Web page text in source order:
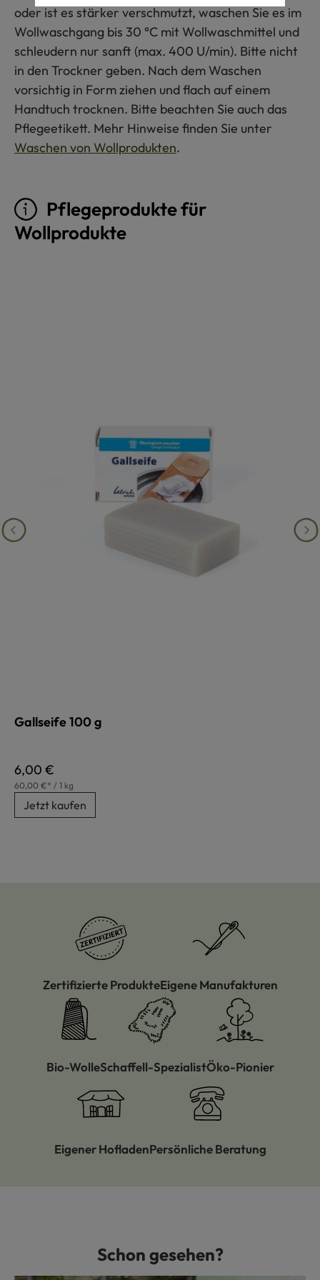
oder ist es stärker verschmutzt, waschen Sie es im
Wollwaschgang bis 30 °C mit Wollwaschmittel und
schleudern nur sanft (max. 400 U/min). Bitte nicht
in den Trockner geben. Nach dem Waschen
vorsichtig in Form ziehen und flach auf einem
Handtuch trocknen. Bitte beachten Sie auch das
Pflegeetikett. Mehr Hinweise finden Sie unter
Waschen von Wollprodukten.
Pflegeprodukte für
Wollprodukte
Gallseife 100 g
Regulärer Preis:
6,00 €
60,00 €* / 1 kg
Jetzt kaufen
Zertifizierte ProdukteEigene Manufakturen
Bio-WolleSchaffell-SpezialistÖko-Pionier
Eigener HofladenPersönliche Beratung
Produktgalerie überspringenSchon gesehen?